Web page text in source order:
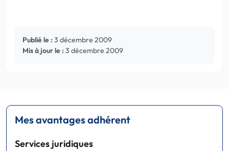
Publié le : 3 décembre 2009
Mis à jour le : 3 décembre 2009
Mes avantages adhérent
Services juridiques